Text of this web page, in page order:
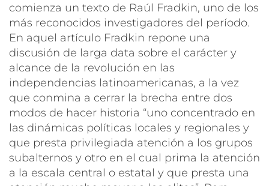
comienza un texto de Raúl Fradkin, uno de los
más reconocidos investigadores del período.
En aquel artículo Fradkin repone una
discusión de larga data sobre el carácter y
alcance de la revolución en las
independencias latinoamericanas, a la vez
que conmina a cerrar la brecha entre dos
modos de hacer historia “uno concentrado en
las dinámicas políticas locales y regionales y
que presta privilegiada atención a los grupos
subalternos y otro en el cual prima la atención
a la escala central o estatal y que presta una